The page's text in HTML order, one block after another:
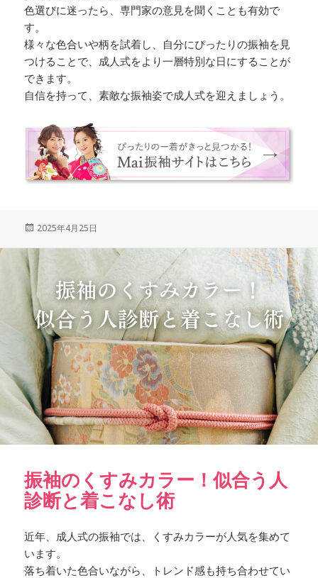
色選びに迷ったら、専門家の意見を聞くことも有効で
す。
様々な色合いや柄を試着し、自分にぴったりの振袖を見
つけることで、成人式をより一層特別な日にすることが
できます。
自信を持って、素敵な振袖姿で成人式を迎えましょう。
Posted
2025年4月25日
振袖のくすみカラー！似合う人
診断と着こなし術
近年、成人式の振袖では、くすみカラーが人気を集めて
います。
落ち着いた色合いながら、トレンド感も持ち合わせてい